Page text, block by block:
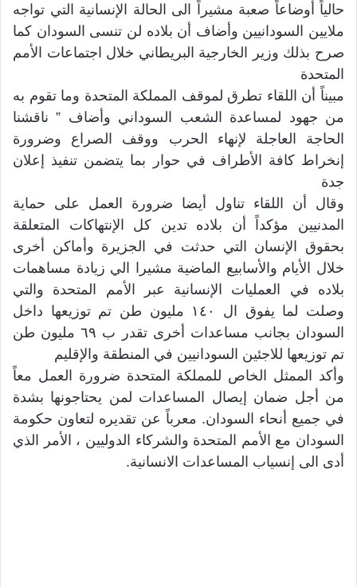
حالياً أوضاعاً صعبة مشيراً الى الحالة الإنسانية التي تواجه
ملايين السودانيين وأضاف أن بلاده لن تنسى السودان كما
صرح بذلك وزير الخارجية البريطاني خلال اجتماعات الأمم
المتحدة
مبيناً أن اللقاء تطرق لموقف المملكة المتحدة وما تقوم به
من جهود لمساعدة الشعب السوداني وأضاف ” ناقشنا
الحاجة العاجلة لإنهاء الحرب ووقف الصراع وضرورة
إنخراط كافة الأطراف في حوار بما يتضمن تنفيذ إعلان
جدة
وقال أن اللقاء تناول أيضا ضرورة العمل على حماية
المدنيين مؤكداً أن بلاده تدين كل الإنتهاكات المتعلقة
بحقوق الإنسان التي حدثت في الجزيرة وأماكن أخرى
خلال الأيام والأسابيع الماضية مشيرا الي زيادة مساهمات
بلاده في العمليات الإنسانية عبر الأمم المتحدة والتي
وصلت لما يفوق ال ١٤٠ مليون طن تم توزيعها داخل
السودان بجانب مساعدات أخرى تقدر ب ٦٩ مليون طن
تم توزيعها للاجئين السودانيين في المنطقة والإقليم
وأكد الممثل الخاص للمملكة المتحدة ضرورة العمل معاً
من أجل ضمان إيصال المساعدات لمن يحتاجونها بشدة
في جميع أنحاء السودان. معرباً عن تقديره لتعاون حكومة
السودان مع الأمم المتحدة والشركاء الدوليين ، الأمر الذي
أدى الى إنسياب المساعدات الانسانية.